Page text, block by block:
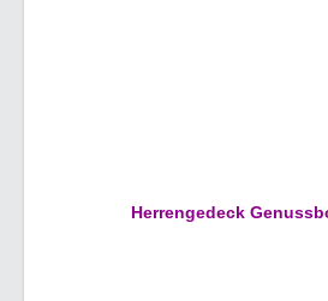
Herrengedeck